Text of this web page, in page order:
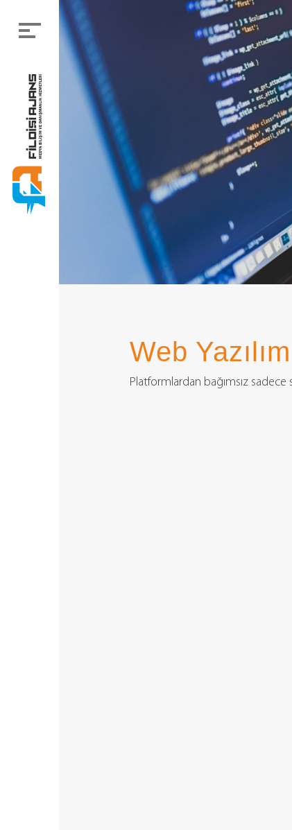
Menü
Kurumsal
Neler Yapıyoruz
Projelerimiz
Blog
Referanslarımız
Web Yazılım
Platformlardan bağımsız sadece